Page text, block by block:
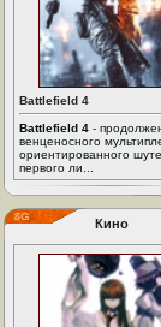
Battlefield 4
Battlefield 4 -
венценосного
ориентированного
первого ли...
Кино